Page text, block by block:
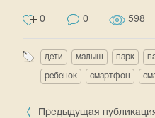
0 0 598
дети малыш парк
ребенок смартфон
Предыдущая